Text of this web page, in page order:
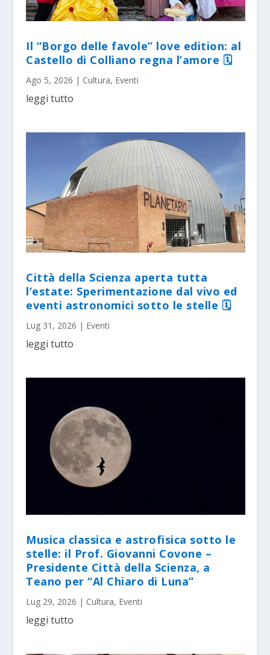
Il “Borgo delle favole” love edition: al
Castello di Colliano regna l’amore 🗓
Ago 5, 2026 | Cultura, Eventi
leggi tutto
Città della Scienza aperta tutta
l’estate: Sperimentazione dal vivo ed
eventi astronomici sotto le stelle 🗓
Lug 31, 2026 | Eventi
leggi tutto
Musica classica e astrofisica sotto le
stelle: il Prof. Giovanni Covone –
Presidente Città della Scienza, a
Teano per “Al Chiaro di Luna”
Lug 29, 2026 | Cultura, Eventi
leggi tutto